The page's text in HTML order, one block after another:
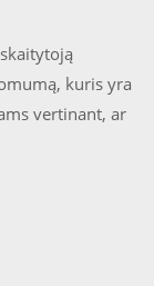
kuris yra
vertinant, ar